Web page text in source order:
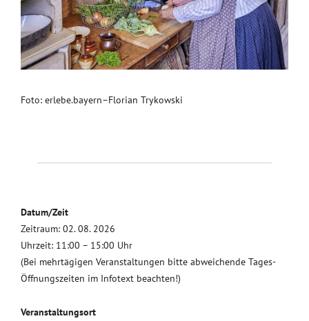
Foto: erlebe.bayern–Florian Trykowski
Datum/Zeit
Zeitraum: 02. 08. 2026
Uhrzeit: 11:00 – 15:00 Uhr
(Bei mehrtägigen Veranstaltungen bitte abweichende Tages-
Öffnungszeiten im Infotext beachten!)
Veranstaltungsort